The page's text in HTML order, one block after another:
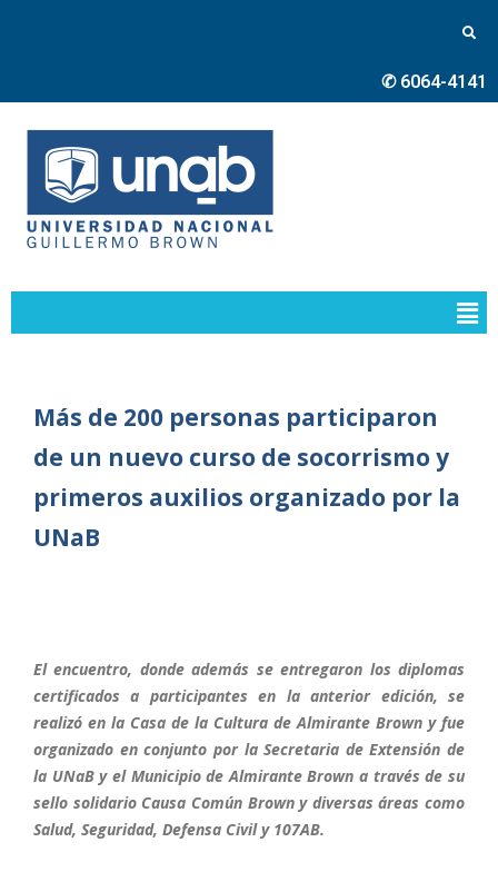
✆ 6064-4141
Más de 200 personas participaron
de un nuevo curso de socorrismo y
primeros auxilios organizado por la
UNaB
El encuentro, donde además se entregaron los diplomas
certificados a participantes en la anterior edición, se
realizó en la Casa de la Cultura de Almirante Brown y fue
organizado en conjunto por la Secretaria de Extensión de
la UNaB y el Municipio de Almirante Brown a través de su
sello solidario Causa Común Brown y diversas áreas como
Salud, Seguridad, Defensa Civil y 107AB.